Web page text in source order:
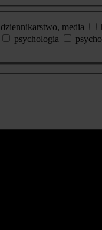
dziennikarstwo, media
psychologia